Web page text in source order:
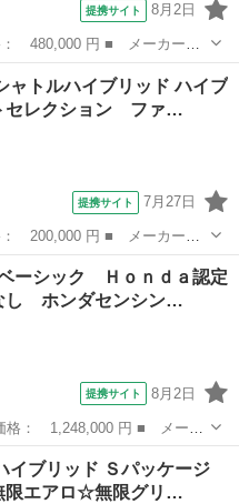
提携サイト 8月2日
ブリッド ■ グレード
ュスタート・スマートキー
ャトルハイブリッド ハイブ
セレクション ファ…
提携サイト 7月27日
トルハイブリッド ■ グレ
クション ファインライン
ーシック Ｈｏｎｄａ認定
し ホンダセンシン…
提携サイト 8月2日
■ グレード名： ベーシッ
ホンダセンシング ディス
イブリッド Ｓパッケージ
エアロ☆無限グリ…